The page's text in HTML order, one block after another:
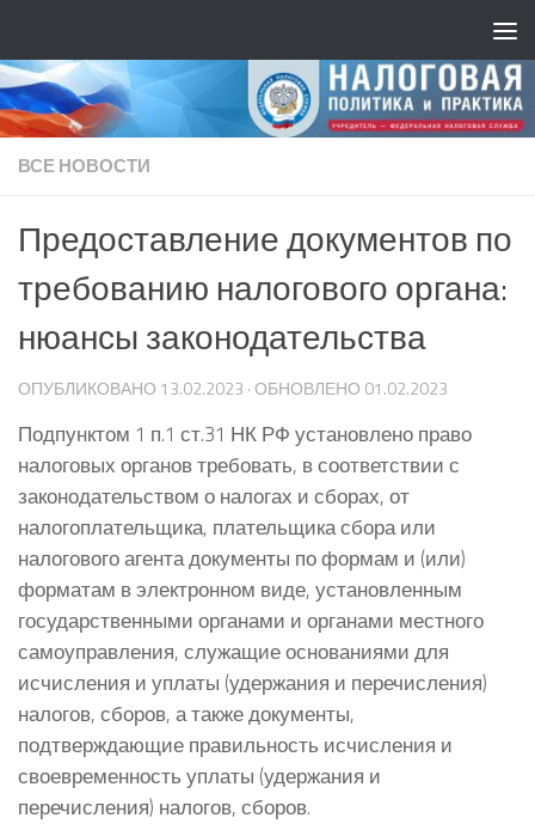
ВСЕ НОВОСТИ
Предоставление документов по
требованию налогового органа:
нюансы законодательства
ОПУБЛИКОВАНО 13.02.2023 · ОБНОВЛЕНО 01.02.2023
Подпунктом 1 п.1 ст.31 НК РФ установлено право
налоговых органов требовать, в соответствии с
законодательством о налогах и сборах, от
налогоплательщика, плательщика сбора или
налогового агента документы по формам и (или)
форматам в электронном виде, установленным
государственными органами и органами местного
самоуправления, служащие основаниями для
исчисления и уплаты (удержания и перечисления)
налогов, сборов, а также документы,
подтверждающие правильность исчисления и
своевременность уплаты (удержания и
перечисления) налогов, сборов.